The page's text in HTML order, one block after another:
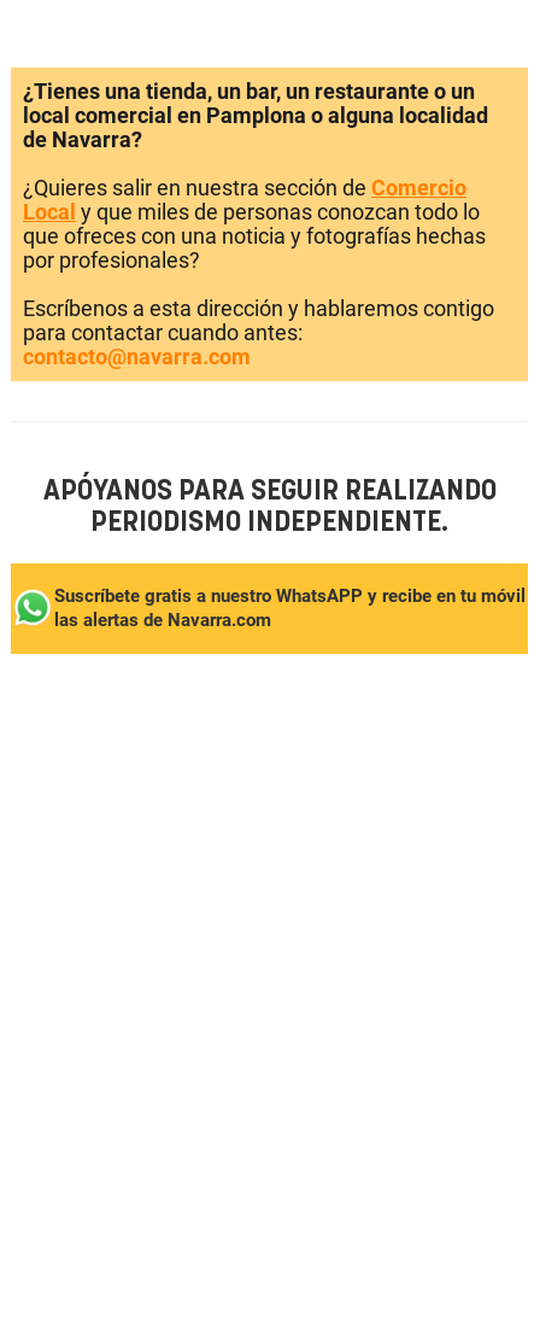
¿Tienes una tienda, un bar, un restaurante o un
local comercial en Pamplona o alguna localidad
de Navarra?
¿Quieres salir en nuestra sección de Comercio
Local y que miles de personas conozcan todo lo
que ofreces con una noticia y fotografías hechas
por profesionales?
Escríbenos a esta dirección y hablaremos contigo
para contactar cuando antes:
contacto@navarra.com
APÓYANOS PARA SEGUIR REALIZANDO
PERIODISMO INDEPENDIENTE.
Suscríbete gratis a nuestro WhatsAPP y recibe en tu móvil
las alertas de Navarra.com